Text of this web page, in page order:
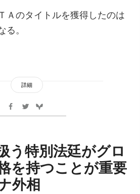
Ａのタイトルを獲得したのは
る。
詳細
う特別法廷がグロ
を持つことが重要
外相